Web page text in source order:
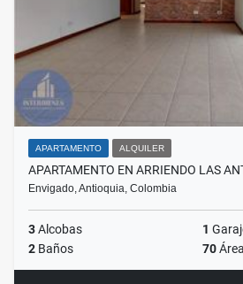
APARTAMENTO ALQUILER
APARTAMENTO EN ARRIENDO LAS
Envigado, Antioquia, Colombia
3Alcobas 1
2 Baños 70